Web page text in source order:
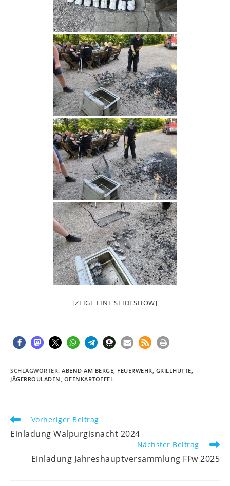
[ZEIGE EINE SLIDESHOW]
SCHLAGWÖRTER: ABEND AM BERGE, FEUERWEHR, GRILLHÜTTE,
JÄGERROULADEN, OFENKARTOFFEL
Weitere
Artikel
ansehen
Vorheriger Beitrag
Einladung Walpurgisnacht 2024
Nächster Beitrag
Einladung Jahreshauptversammlung FFw 2025